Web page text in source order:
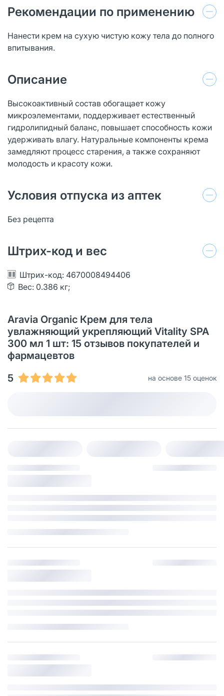
Рекомендации по применению
Нанести крем на сухую чистую кожу тела до полного
впитывания.
Описание
Высокоактивный состав обогащает кожу
микроэлементами, поддерживает естественный
гидролипидный баланс, повышает способность кожи
удерживать влагу. Натуральные компоненты крема
замедляют процесс старения, а также сохраняют
молодость и красоту кожи.
Условия отпуска из аптек
Без рецепта
Штрих-код и вес
Штрих-код: 4670008494406
Вес: 0.386 кг;
Aravia Organic Крем для тела
увлажняющий укрепляющий Vitality SPA
300 мл 1 шт: 15 отзывов покупателей и
фармацевтов
5
на основе 15 оценок